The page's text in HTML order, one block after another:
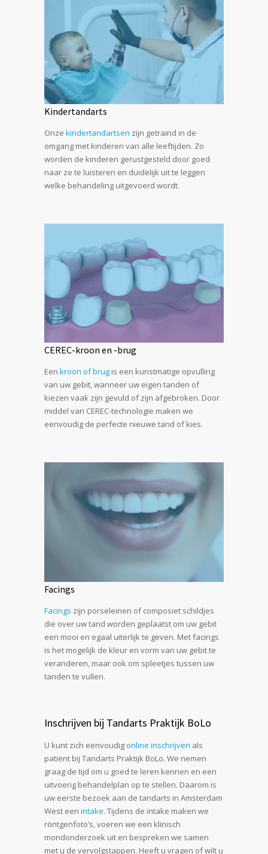
Kindertandarts
Onze kindertandartsen zijn getraind in de
omgang met kinderen van alle leeftijden. Zo
worden de kinderen gerustgesteld door goed
naar ze te luisteren en duidelijk uit te leggen
welke behandeling uitgevoerd wordt.
CEREC-kroon en -brug
Een kroon of brug is een kunstmatige opvulling
van uw gebit, wanneer uw eigen tanden of
kiezen vaak zijn gevuld of zijn afgebroken. Door
middel van CEREC-technologie maken we
eenvoudig de perfecte nieuwe tand of kies.
Facings
Facings zijn porseleinen of composiet schildjes
die over uw tand worden geplaatst om uw gebit
een mooi en egaal uiterlijk te geven. Met facings
is het mogelijk de kleur en vorm van uw gebit te
veranderen, maar ook om spleetjes tussen uw
tanden te vullen.
Inschrijven bij Tandarts Praktijk BoLo
U kunt zich eenvoudigonline inschrijven als
patiënt bij Tandarts Praktijk BoLo. We nemen
graag de tijd om u goed te leren kennen en een
uitvoerig behandelplan op te stellen. Daarom is
uw eerste bezoek aan de tandarts in Amsterdam
West een intake. Tijdens de intake maken we
röntgenfoto’s, voeren we een klinisch
mondonderzoek uit en bespreken we samen
met u de vervolgstappen. Heeft u vragen of wilt u